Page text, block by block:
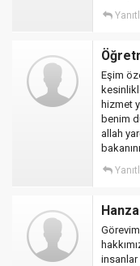
Eşim
hizmet
benim
allah